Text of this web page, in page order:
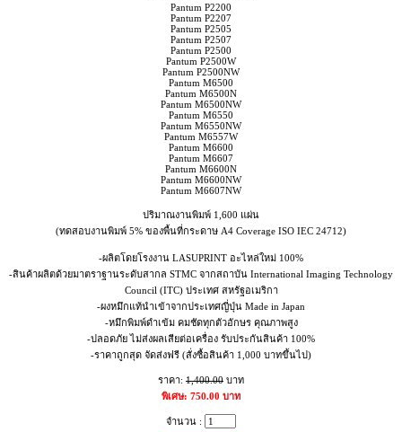
Pantum P2200
Pantum P2207
Pantum P2505
Pantum P2507
Pantum P2500
Pantum P2500W
Pantum P2500NW
Pantum M6500
Pantum M6500N
Pantum M6500NW
Pantum M6550
Pantum M6550NW
Pantum M6557W
Pantum M6600
Pantum M6607
Pantum M6600N
Pantum M6600NW
Pantum M6607NW
ปริมาณงานพิมพ์ 1,600 แผ่น
(ทดสอบงานพิมพ์ 5% ของพื้นที่กระดาษ A4 Coverage ISO IEC 24712)
-ผลิตโดยโรงงาน LASUPRINT อะไหล่ใหม่ 100%
-สินค้าผลิตด้วยมาตราฐานระดับสากล STMC จากสถาบัน International Imaging Technology
Council (ITC) ประเทศ สหรัฐอเมริกา
-ผงหมึกแท้นำเข้าจากประเทศญี่ปุ่น Made in Japan
-หมึกพิมพ์ดำเข้ม คมชัดทุกตัวอักษร คุณภาพสูง
-ปลอดภัย ไม่ส่งผลเสียต่อเครื่อง รับประกันสินค้า 100%
-ราคาถูกสุด จัดส่งฟรี (สั่งซื้อสินค้า 1,000 บาทขึ้นไป)
ราคา: 1,400.00 บาท
พิเศษ: 750.00 บาท
จำนวน :